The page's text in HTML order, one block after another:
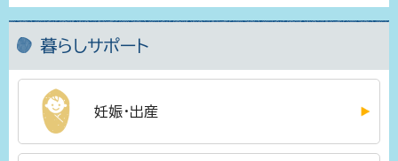
暮らしサポート
妊娠・出産